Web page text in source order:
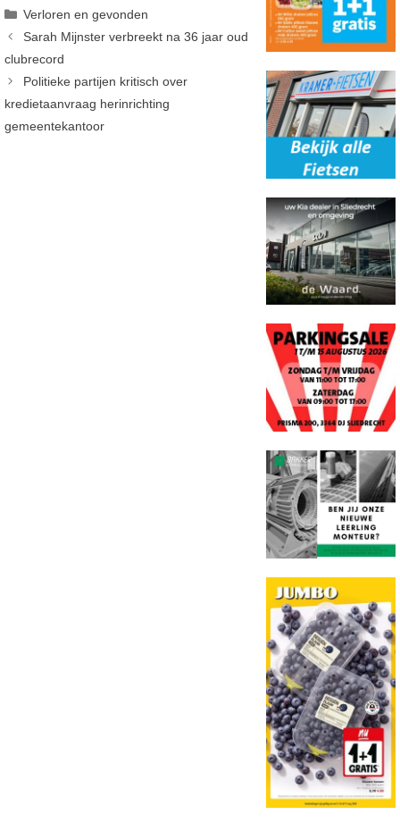
Categorieën
Verloren en gevonden
Sarah Mijnster verbreekt na 36 jaar oud
clubrecord
Politieke partijen kritisch over
kredietaanvraag herinrichting
gemeentekantoor